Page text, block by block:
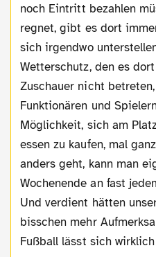
noch Eintritt bezahlen
regnet, gibt es dort
sich irgendwo
Wetterschutz, den es
Zuschauer nicht
Funktionären und
Möglichkeit, sich am
essen zu kaufen, mal
anders geht, kann man
Wochenende an fast
Und verdient hätten
bisschen mehr
Fußball lässt sich wirklich